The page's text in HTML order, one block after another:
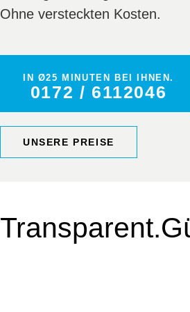
Ohne versteckten Kosten.
IN Ø25 MINUTEN BEI IHNEN.
0172 / 6112046
UNSERE PREISE
Transparent.